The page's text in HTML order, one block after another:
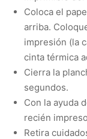
Coloca el
arriba.
impresión (la
cinta térmica
Cierra la
segundos.
Con la ayuda
recién
Retira